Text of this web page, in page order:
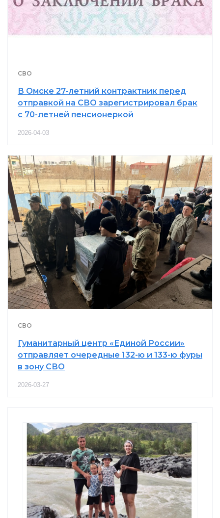
СВО
В Омске 27-летний контрактник перед
отправкой на СВО зарегистрировал брак
с 70-летней пенсионеркой
2026-04-03
СВО
Гуманитарный центр «Единой России»
отправляет очередные 132-ю и 133-ю фуры
в зону СВО
2026-03-27